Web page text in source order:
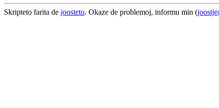
Skripteto farita de joosteto. Okaze de problemoj, informu min (